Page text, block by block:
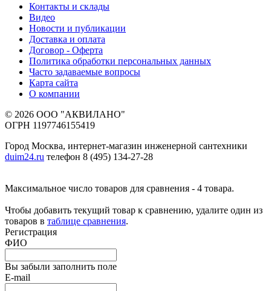
Контакты и склады
Видео
Новости и публикации
Доставка и оплата
Договор - Оферта
Политика обработки персональных данных
Часто задаваемые вопросы
Карта сайта
О компании
© 2026 ООО "АКВИЛАНО"
ОГРН 1197746155419
Город Москва, интернет-магазин инженерной сантехники
duim24.ru телефон 8 (495) 134-27-28
Максимальное число товаров для сравнения - 4 товара.
Чтобы добавить текущий товар к сравнению, удалите один из
товаров в таблице сравнения.
Регистрация
ФИО
Вы забыли заполнить поле
E-mail